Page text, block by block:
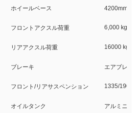
ホイールベース 4200mmま
フロントアクスル荷重 6,000 kg
リアアクスル荷重 16000 kg
ブレーキ エアブレーキ
フロント/リアサスペンション 1335/1900
オイルタンク アルミニウ